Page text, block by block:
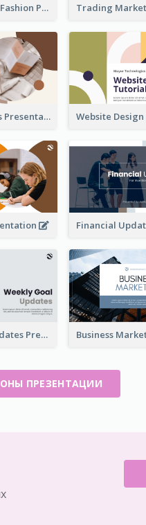
The Evolution Of Fashion Presentation
Brand Guidelines Presentation
Weekly Goals Updates Presentation
ПРЕЗЕНТАЦИИ